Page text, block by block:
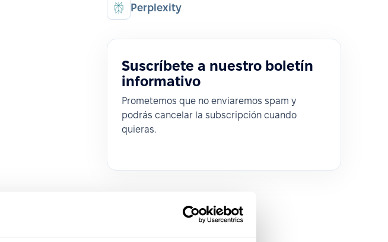
Perplexity
Suscríbete a nuestro boletín
informativo
Prometemos que no enviaremos spam y
podrás cancelar la subscripción cuando
quieras.